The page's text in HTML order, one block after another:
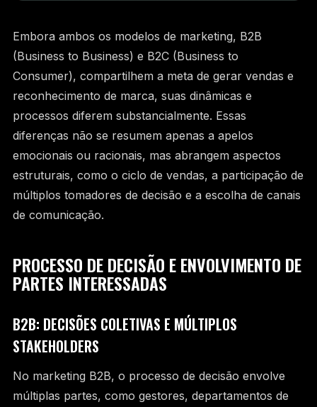
Embora ambos os modelos de marketing, B2B
(Business to Business) e B2C (Business to
Consumer), compartilhem a meta de gerar vendas e
reconhecimento de marca, suas dinâmicas e
processos diferem substancialmente. Essas
diferenças não se resumem apenas a apelos
emocionais ou racionais, mas abrangem aspectos
estruturais, como o ciclo de vendas, a participação de
múltiplos tomadores de decisão e a escolha de canais
de comunicação.
PROCESSO DE DECISÃO E ENVOLVIMENTO DE
PARTES INTERESSADAS
B2B: DECISÕES COLETIVAS E MÚLTIPLOS
STAKEHOLDERS
No marketing B2B, o processo de decisão envolve
múltiplas partes, como gestores, departamentos de